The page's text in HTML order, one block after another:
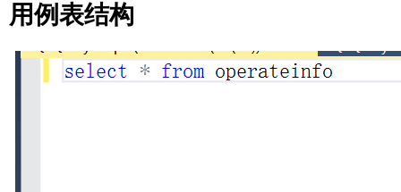
用例表结构